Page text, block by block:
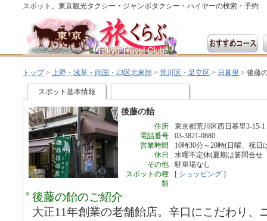
スポット。東京観光タクシー・ジャンボタクシー・ハイヤーの検索・予約
トップ> 上野・浅草・両国・23区北東部> 荒川区・足立区 > 日暮里 > 後藤
スポット基本情報
後藤の飴
住所
東京都荒川区西日暮里3-15-1
電話番号
03-3821-0880
営業時間
10時30分～20時(日曜、祝日
休日
水曜不定休(夏期は要問合せ
その他
駐車場なし
スポットの種
類
[ ショッピング]
後藤の飴のご紹介
大正11年創業の老舗飴店。辛口にこだわり、